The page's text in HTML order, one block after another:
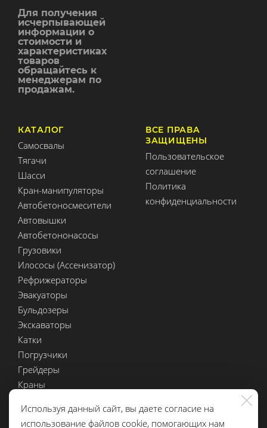
Для получения
исчерпывающей
информации о
стоимости и
характеристиках
товаров
обращайтесь к
менеджерам по
продажам.
КАТАЛОГ
Самосвалы
Тягачи
Шасси
Кран-манипуляторы
Автобетоносмесители
Автовышки
Автобетононасосы
Грузовики
Илососы (Ассенизатор)
Рефрижераторы
Эвакуаторы
Бульдозеры
Экскаваторы
Катки
Погрузчики
Грейдеры
Краны
Полуприцепы
ВСЕ ПРАВА
ЗАЩИЩЕНЫ
Пользовательское
соглашение
Политика
конфиденциальности
Используя данный сайт, вы даете согласие на
использование файлов cookie, помогающих нам